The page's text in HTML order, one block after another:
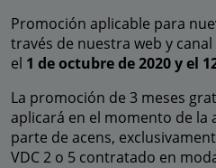
Promoción aplicable para
través de nuestra web y
el 1 de octubre de 2020 y el
La promoción de 3 meses
aplicará en el momento de la
parte de acens,
VDC 2 o 5 contratado en